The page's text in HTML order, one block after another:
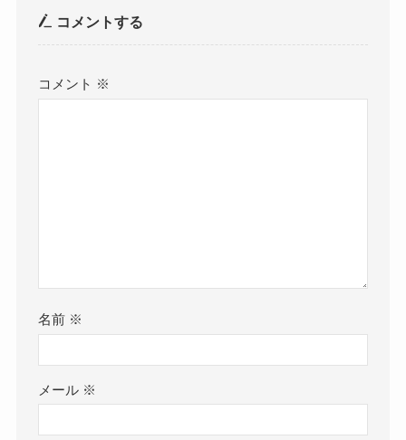
コメントする
コメント ※
名前 ※
メール ※